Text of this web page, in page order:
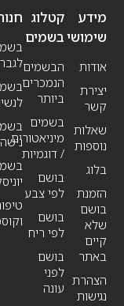
מידע
שימושי
אודות
יצירת
קשר
שאלות
נוספות
בלוג
הזמנת
בושם
שלא
קיים
באתר
הצהרת
נגישות
בשמי
נישה
בשמי
קטלוג
בשמים
הבשמים
הנמכרים
ביותר
בשמים
מיניאטורים
/ דוגמיות
בושם
לפי צבע
בושם
לפי ריח
בושם
לפני
עונה